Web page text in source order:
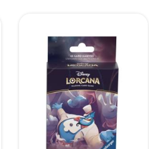
visibility